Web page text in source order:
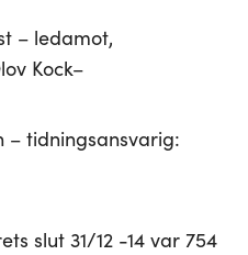
– ledamot,
Kock–
– tidningsansvarig:
slut 31/12 -14 var 754